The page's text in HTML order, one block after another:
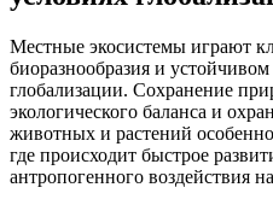
Местные экосистемы играют
биоразнообразия и
глобализации. Сохранение
экологического баланса и
животных и растений
где происходит быстрое
антропогенного воздействия